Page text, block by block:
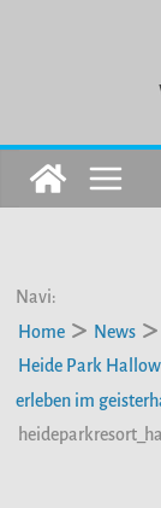
Navi:
Home
News
Heide Park
erleben im